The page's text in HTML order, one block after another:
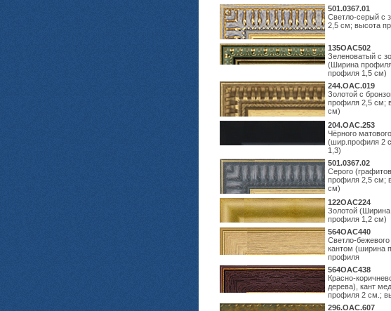
501.0367.01
Светло-серый с
2,5 см; высота
135OAC502
Зеленоватый с
(Ширина
профиля 1,5 см)
244.ОАС.019
Золотой с
профиля 2,5 см;
см)
204.OAC.253
Чёрного
(шир.профиля 2
1,3)
501.0367.02
Серого
профиля 2,5 см;
см)
122OAC224
Золотой
профиля 1,2 см)
564ОАС440
Светло-
кантом (ширина
профиля
564ОАС438
Красно-
дерева), кант
профиля 2 см.;
296.OAC.607